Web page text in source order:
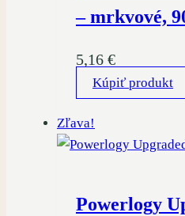
– mrkvové,
5,16 €
Kúpiť produkt
Zľava!
Powerlogy